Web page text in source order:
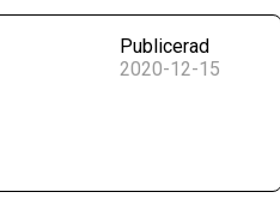
Publicerad
2020-12-15